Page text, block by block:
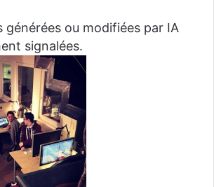
générées ou modifiées par IA
signalées.